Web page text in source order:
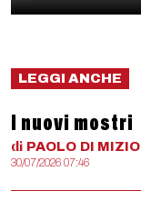
LEGGI ANCHE
I nuovi mostri
di PAOLO DI MIZIO
30/07/2026 07:46